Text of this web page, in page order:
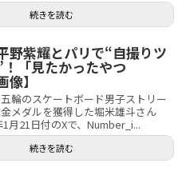
続きを読む
野紫耀とパリで“自撮りツ
「見たかったやつ
】
輪のスケートボード男子ストリー
メダルを獲得した堀米雄斗さん
1月21日付のXで、Number_i...
続きを読む